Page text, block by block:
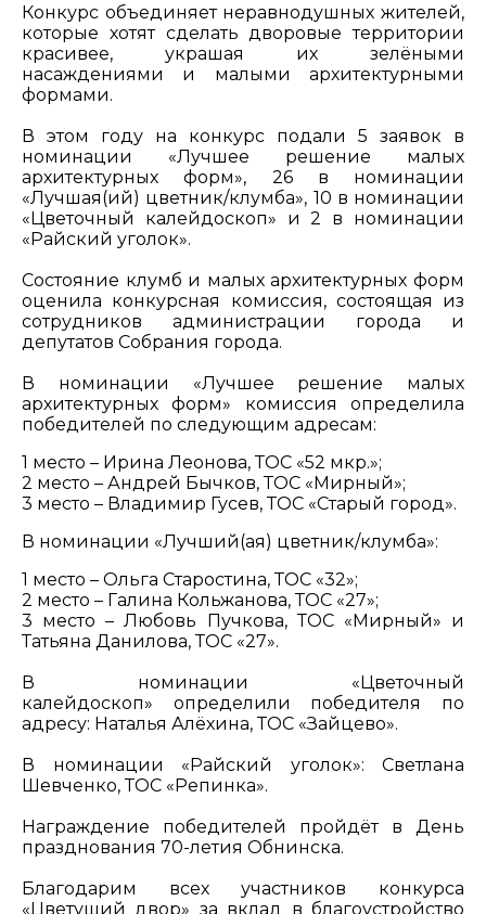
Конкурс объединяет неравнодушных жителей,
которые хотят сделать дворовые территории
красивее, украшая их зелёными
насаждениями и малыми архитектурными
формами.
В этом году на конкурс подали 5 заявок в
номинации «Лучшее решение малых
архитектурных форм», 26 в номинации
«Лучшая(ий) цветник/клумба», 10 в номинации
«Цветочный калейдоскоп» и 2 в номинации
«Райский уголок».
Состояние клумб и малых архитектурных форм
оценила конкурсная комиссия, состоящая из
сотрудников администрации города и
депутатов Собрания города.
В номинации «Лучшее решение малых
архитектурных форм» комиссия определила
победителей по следующим адресам:
1 место – Ирина Леонова, ТОС «52 мкр.»;
2 место – Андрей Бычков, ТОС «Мирный»;
3 место – Владимир Гусев, ТОС «Старый город».
В номинации «Лучший(ая) цветник/клумба»:
1 место – Ольга Старостина, ТОС «32»;
2 место – Галина Кольжанова, ТОС «27»;
3 место – Любовь Пучкова, ТОС «Мирный» и
Татьяна Данилова, ТОС «27».
В номинации «Цветочный
калейдоскоп» определили победителя по
адресу: Наталья Алёхина, ТОС «Зайцево».
В номинации «Райский уголок»: Светлана
Шевченко, ТОС «Репинка».
Награждение победителей пройдёт в День
празднования 70-летия Обнинска.
Благодарим всех участников конкурса
«Цветущий двор» за вклад в благоустройство